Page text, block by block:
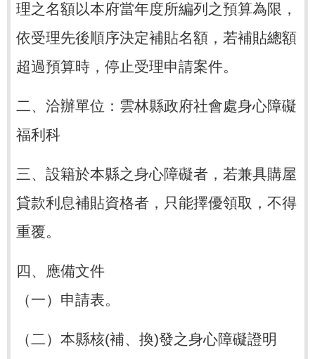
理之名額以本府當年度所編列之預算為限，
依受理先後順序決定補貼名額，若補貼總額
超過預算時，停止受理申請案件。
二、洽辦單位：雲林縣政府社會處身心障礙
福利科
三、設籍於本縣之身心障礙者，若兼具購屋
貸款利息補貼資格者，只能擇優領取，不得
重覆。
四、應備文件
（一）申請表。
（二）本縣核(補、換)發之身心障礙證明